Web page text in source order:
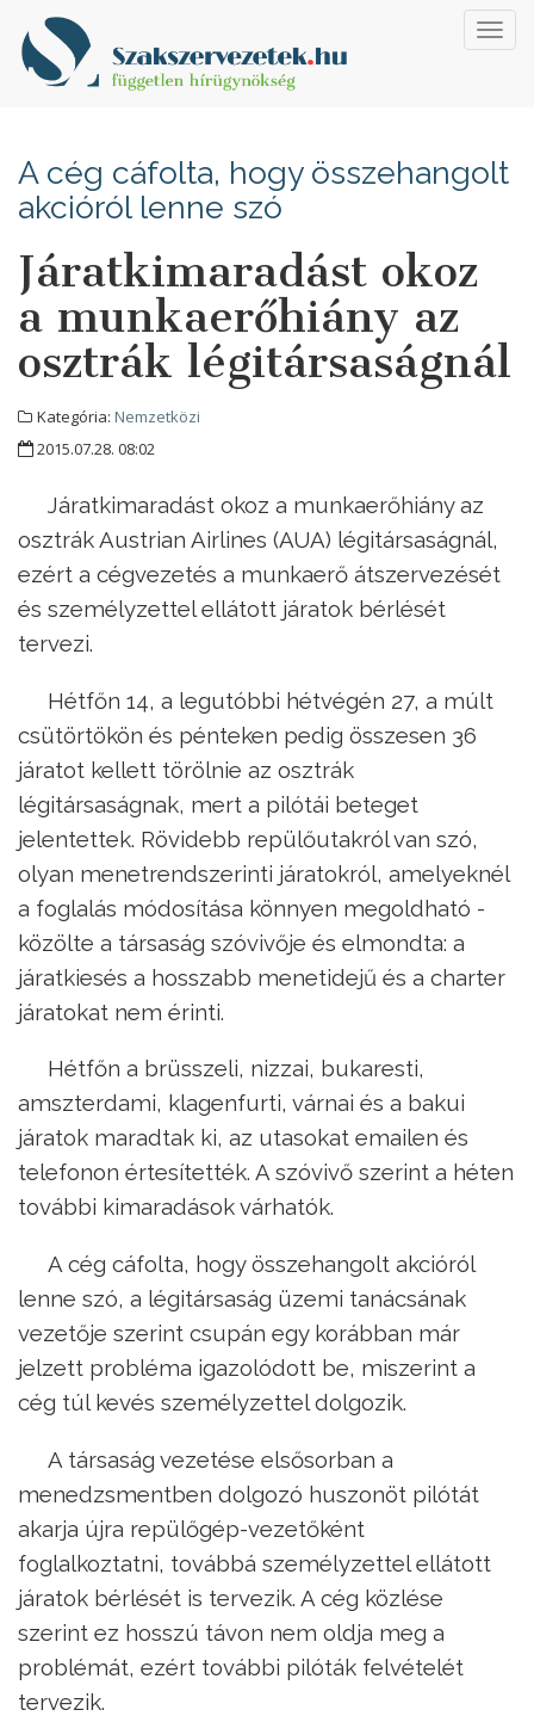
A cég cáfolta, hogy összehangolt
akcióról lenne szó
Járatkimaradást okoz
a munkaerőhiány az
osztrák légitársaságnál
Kategória: Nemzetközi
2015.07.28. 08:02
Járatkimaradást okoz a munkaerőhiány az
osztrák Austrian Airlines (AUA) légitársaságnál,
ezért a cégvezetés a munkaerő átszervezését
és személyzettel ellátott járatok bérlését
tervezi.
Hétfőn 14, a legutóbbi hétvégén 27, a múlt
csütörtökön és pénteken pedig összesen 36
járatot kellett törölnie az osztrák
légitársaságnak, mert a pilótái beteget
jelentettek. Rövidebb repülőutakról van szó,
olyan menetrendszerinti járatokról, amelyeknél
a foglalás módosítása könnyen megoldható -
közölte a társaság szóvivője és elmondta: a
járatkiesés a hosszabb menetidejű és a charter
járatokat nem érinti.
Hétfőn a brüsszeli, nizzai, bukaresti,
amszterdami, klagenfurti, várnai és a bakui
járatok maradtak ki, az utasokat emailen és
telefonon értesítették. A szóvivő szerint a héten
további kimaradások várhatók.
A cég cáfolta, hogy összehangolt akcióról
lenne szó, a légitársaság üzemi tanácsának
vezetője szerint csupán egy korábban már
jelzett probléma igazolódott be, miszerint a
cég túl kevés személyzettel dolgozik.
A társaság vezetése elsősorban a
menedzsmentben dolgozó huszonöt pilótát
akarja újra repülőgép-vezetőként
foglalkoztatni, továbbá személyzettel ellátott
járatok bérlését is tervezik. A cég közlése
szerint ez hosszú távon nem oldja meg a
problémát, ezért további pilóták felvételét
tervezik.